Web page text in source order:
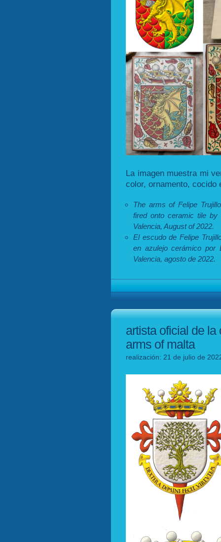
La imagen muestra mi
color, ornamento, cocido
The arms of Felipe
fired onto ceramic tile by
Valencia, August of 2022.
El escudo de Felipe
en azulejo cerámico por
Valencia, agosto de 2022.
artista oficial de la
arms of malta
realización: 21 de julio de